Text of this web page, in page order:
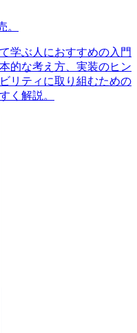
。
学ぶ人におすすめの入門
的な考え方、実装のヒン
リティに取り組むための
く解説。